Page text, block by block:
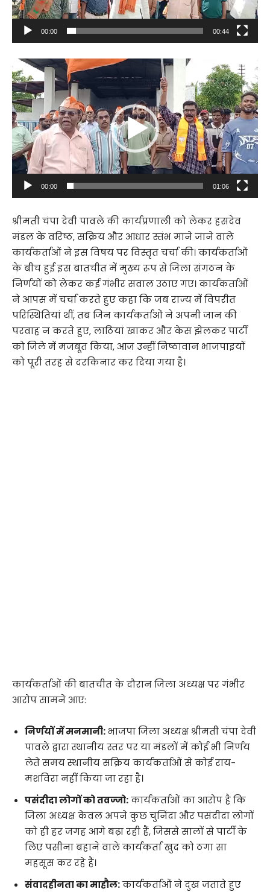
l
a
r
00:00 00:44
V
i
d
e
o
P
l
a
r
00:00 01:06
​श्रीमती चंपा देवी पावले की कार्यप्रणाली को लेकर हसदेव
मंडल के वरिष्ठ, सक्रिय और आधार स्तंभ माने जाने वाले
कार्यकर्ताओं ने इस विषय पर विस्तृत चर्चा की। कार्यकर्ताओं
के बीच हुई इस बातचीत में मुख्य रूप से जिला संगठन के
निर्णयों को लेकर कई गंभीर सवाल उठाए गए। कार्यकर्ताओं
ने आपस में चर्चा करते हुए कहा कि जब राज्य में विपरीत
परिस्थितियां थीं, तब जिन कार्यकर्ताओं ने अपनी जान की
परवाह न करते हुए, लाठियां खाकर और केस झेलकर पार्टी
को जिले में मजबूत किया, आज उन्हीं निष्ठावान भाजपाइयों
को पूरी तरह से दरकिनार कर दिया गया है।
​कार्यकर्ताओं की बातचीत के दौरान जिला अध्यक्ष पर गंभीर
आरोप सामने आए:
निर्णयों में मनमानी:भाजपा जिला अध्यक्ष श्रीमती चंपा देवी
पावले द्वारा स्थानीय स्तर पर या मंडलों में कोई भी निर्णय
लेते समय स्थानीय सक्रिय कार्यकर्ताओं से कोई राय-
मशविरा नहीं किया जा रहा है।
पसंदीदा लोगों को तवज्जो:कार्यकर्ताओं का आरोप है कि
जिला अध्यक्ष केवल अपने कुछ चुनिंदा और पसंदीदा लोगों
को ही हर जगह आगे बढ़ा रही हैं, जिससे सालों से पार्टी के
लिए पसीना बहाने वाले कार्यकर्ता खुद को ठगा सा
महसूस कर रहे हैं।
संवादहीनता का माहौल:कार्यकर्ताओं ने दुख जताते हुए